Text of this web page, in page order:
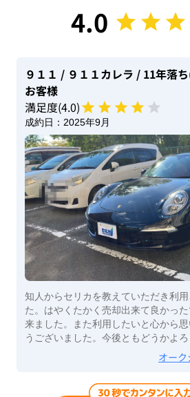
4.0
９１１ / ９１１カレラ / 11年落
お客様
満足度(4.0)
成約日： 2025年9月
知人からセリカを教えていただき利
た。はやくたかく売却出来て良かっ
来ました。また利用したいと心から
うございました。今後ともどうかよろ
オー